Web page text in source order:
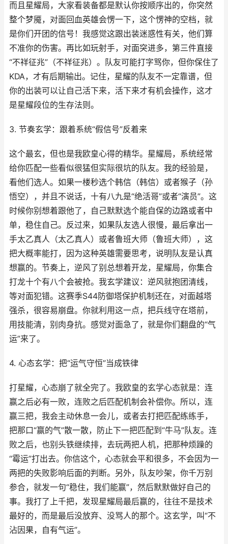
而且星耀局，大家看装备都是默认你按顺序出的，你突然
整个梦魇，对面回血英雄会愣一下，这个愣神的空档，就
是你们开团的信号！我感觉这跟出装迷惑性有关，他们算
不准你的伤害。再比如玩射手，对面突进多，第三件直接
“不祥征兆”（不祥征兆）。队友可能打字骂你，但你保住了
KDA，才有后期输出。记住，星耀的队友不一定靠谱，但
你的出装可以让自己活下来，活下来才有机会操作，这才
是星耀段位的生存法则。
3. 节奏玄学：跟着系统“假信号”反着来
这个最玄，但也是我欧皇心得的精华。星耀局，系统经常
给你匹配一些看似很猛但实际很坑的队友。我的经验是，
看他们选人。如果一楼秒选个韩信（韩信）或者猴子（孙
悟空），并且不说话，十有八九是“绝活哥”或者“演员”。这
时候你别想着跟他了，自己默默选个能自保的边路或者中
单，稳住自己。反过来，如果队友选人很慢，最后拿出一
手太乙真人（太乙真人）或者鲁班大师（鲁班大师），这
把大概率能打，因为这种英雄需要思考，说明队友是认真
想赢的。节奏上，逆风了别总想着开龙，星耀局，你集合
打龙十个有八个会被抢。我玄学建议：逆风就抱团清线，
等对面犯错。这赛季S44防御塔保护机制还在，对面越塔
强杀，很容易崩盘。你就利用这一点，把兵线守在塔前，
用技能清，别肉身抗。感觉对面急了，就是你们翻盘的“气
运”来了。
4. 心态玄学：把“运气守恒”当成铁律
打星耀，心态崩了就全完了。我欧皇的玄学心态就是：连
赢之后必有一败，连败之后匹配机制会补偿你。所以，连
赢三把，我会主动休息一会儿，或者去打把匹配练练手，
把那口“赢的气”散一散，防止下一把匹配到“牛马”队友。连
败之后，也别头铁继续排，去玩两把人机，把那种烦躁的
“霉运”打出去。你信这个，心态就会平和很多，不会因为一
两把的失败影响后面的判断。另外，队友吵架，你千万别
参合，就发一句“稳住，我们能赢”，然后默默做好自己的
事。我打了上千把，发现星耀局最后赢的，往往不是技术
最好的，而是最后没放弃、没骂人的那个。这玄学，叫“不
沾因果，自有气运”。